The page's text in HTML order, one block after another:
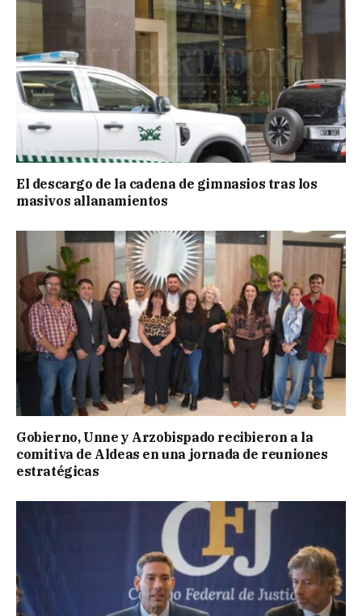
El descargo de la cadena de gimnasios tras los
masivos allanamientos
Gobierno, Unne y Arzobispado recibieron a la
comitiva de Aldeas en una jornada de reuniones
estratégicas